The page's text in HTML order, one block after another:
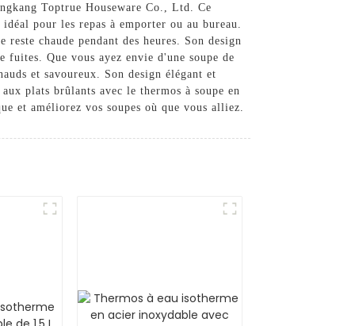
Toptrue Houseware Co., Ltd. Ce
pour les repas à emporter ou au bureau.
chaude pendant des heures. Son design
Que vous ayez envie d'une soupe de
et savoureux. Son design élégant et
plats brûlants avec le thermos à soupe en
et améliorez vos soupes où que vous alliez.